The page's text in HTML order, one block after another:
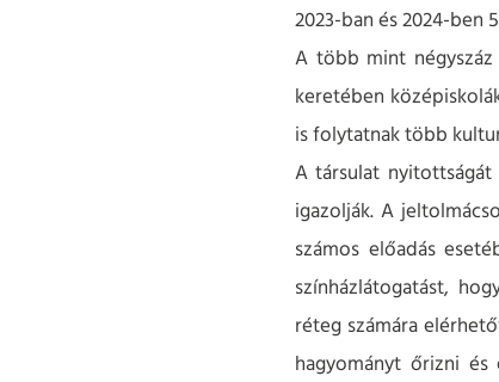
2023-ban és 2024-ben
A több mint
keretében
is folytatnak több
A társulat
igazolják. A
számos előadás
színházlátogatást,
réteg számára
hagyományt őrizni